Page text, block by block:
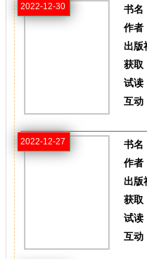
2022-12-30 书名
作者
出版
获取
试读
互动
2022-12-27 书名
作者
出版
获取
试读
互动